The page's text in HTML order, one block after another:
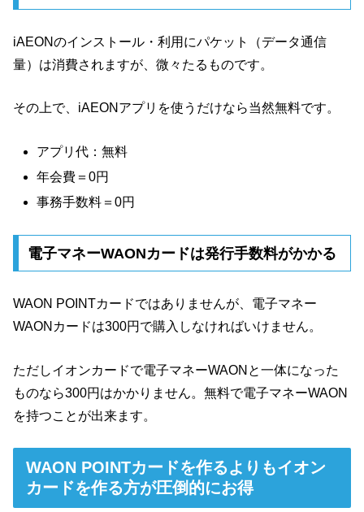
iAEONのインストール・利用にパケット（データ通信
量）は消費されますが、微々たるものです。
その上で、iAEONアプリを使うだけなら当然無料です。
アプリ代：無料
年会費＝0円
事務手数料＝0円
電子マネーWAONカードは発行手数料がかかる
WAON POINTカードではありませんが、電子マネー
WAONカードは300円で購入しなければいけません。
ただしイオンカードで電子マネーWAONと一体になった
ものなら300円はかかりません。無料で電子マネーWAON
を持つことが出来ます。
WAON POINTカードを作るよりもイオン
カードを作る方が圧倒的にお得